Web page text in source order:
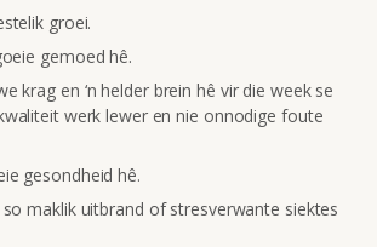
groei.
gemoed hê.
krag en ‘n helder brein hê vir die week se
werk lewer en nie onnodige foute
gesondheid hê.
so maklik uitbrand of stresverwante siektes